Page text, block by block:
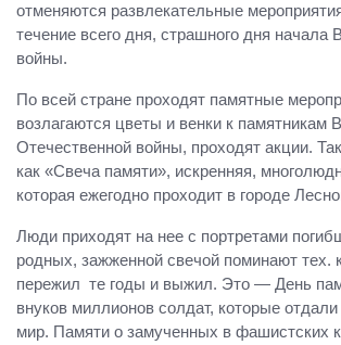
отменяются развлекательные
течение всего дня, страшного дня начала
войны.
По всей стране проходят памятные
возлагаются цветы и венки к памятникам
Отечественной войны, проходят акции.
как «Свеча памяти», искренняя,
которая ежегодно проходит в городе
Люди приходят на нее с портретами
родных, зажженной свечой поминают тех.
пережил те годы и выжил. Это — День
внуков миллионов солдат, которые
мир. Памяти о замученных в фашистских